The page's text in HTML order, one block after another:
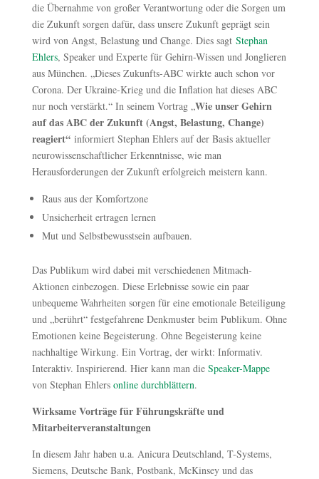
die Übernahme von großer Verantwortung oder die Sorgen um
die Zukunft sorgen dafür, dass unsere Zukunft geprägt sein
wird von Angst, Belastung und Change. Dies sagt Stephan
Ehlers, Speaker und Experte für Gehirn-Wissen und Jonglieren
aus München. „Dieses Zukunfts-ABC wirkte auch schon vor
Corona. Der Ukraine-Krieg und die Inflation hat dieses ABC
nur noch verstärkt.“ In seinem Vortrag „Wie unser Gehirn
auf das ABC der Zukunft (Angst, Belastung, Change)
reagiert“ informiert Stephan Ehlers auf der Basis aktueller
neurowissenschaftlicher Erkenntnisse, wie man
Herausforderungen der Zukunft erfolgreich meistern kann.
Raus aus der Komfortzone
Unsicherheit ertragen lernen
Mut und Selbstbewusstsein aufbauen.
Das Publikum wird dabei mit verschiedenen Mitmach-
Aktionen einbezogen. Diese Erlebnisse sowie ein paar
unbequeme Wahrheiten sorgen für eine emotionale Beteiligung
und „berührt“ festgefahrene Denkmuster beim Publikum. Ohne
Emotionen keine Begeisterung. Ohne Begeisterung keine
nachhaltige Wirkung. Ein Vortrag, der wirkt: Informativ.
Interaktiv. Inspirierend. Hier kann man die Speaker-Mappe
von Stephan Ehlers online durchblättern.
Wirksame Vorträge für Führungskräfte und
Mitarbeiterveranstaltungen
In diesem Jahr haben u.a. Anicura Deutschland, T-Systems,
Siemens, Deutsche Bank, Postbank, McKinsey und das